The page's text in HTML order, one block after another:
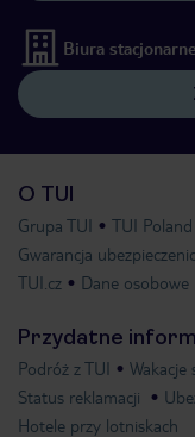
Biura stacjonarne
O TUI
Grupa TUI TUI Poland
Gwarancja
TUI.cz
Dane osobowe
Przydatne
Podróż z TUI Wakacje
Status reklamacji
Hotele przy lotniskach